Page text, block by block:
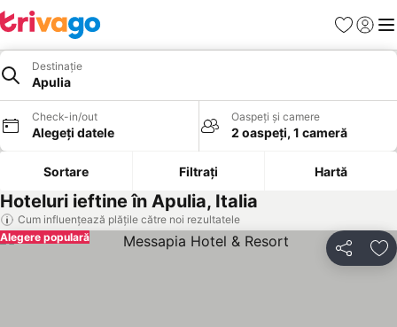
Favorite
Destinație
Apulia
Check-in/out
Alegeți datele
Oaspeți și camere
2 oaspeți, 1 cameră
Sortare Filtrați Hartă
Hoteluri ieftine în Apulia, Italia
Cum influențează plățile către noi rezultatele
Distribuiți
Alegere populară